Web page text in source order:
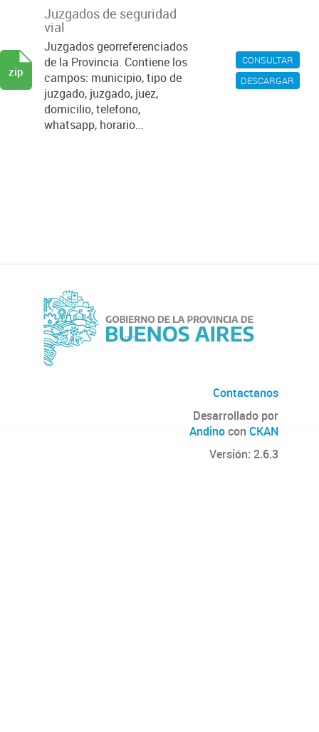
CONSULTAR
DESCARGAR
Juzgados de seguridad
vial
Juzgados georreferenciados
de la Provincia. Contiene los
campos: municipio, tipo de
juzgado, juzgado, juez,
domicilio, telefono,
whatsapp, horario...
zip
Contactanos
Desarrollado por
Andinocon CKAN
Versión: 2.6.3